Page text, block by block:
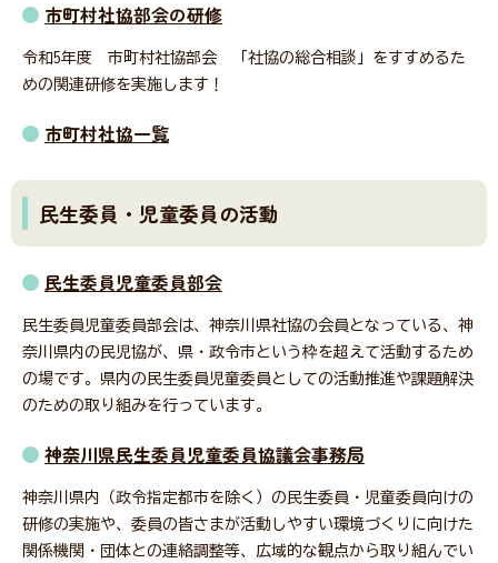
市町村社協部会の研修
令和5年度 市町村社協部会 「社協の総合相談」をすすめるた
めの関連研修を実施します！
市町村社協一覧
民生委員・児童委員の活動
民生委員児童委員部会
民生委員児童委員部会は、神奈川県社協の会員となっている、神
奈川県内の民児協が、県・政令市という枠を超えて活動するため
の場です。県内の民生委員児童委員としての活動推進や課題解決
のための取り組みを行っています。
神奈川県民生委員児童委員協議会事務局
神奈川県内（政令指定都市を除く）の民生委員・児童委員向けの
研修の実施や、委員の皆さまが活動しやすい環境づくりに向けた
関係機関・団体との連絡調整等、広域的な観点から取り組んでい
福祉タイムズ
神奈川県社協公式SNS
採用情報
所在地・連絡先
サイト内検索 Language